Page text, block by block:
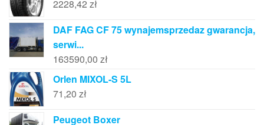
2228,42 zł
DAF FAG CF 75 wynajemsprzedaz gwarancja,
serwi...
163590,00 zł
Orlen MIXOL-S 5L
71,20 zł
Peugeot Boxer